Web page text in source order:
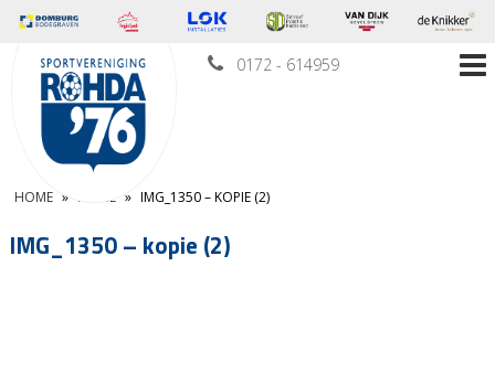
0172 - 614959
HOME » HOME » IMG_1350 – KOPIE (2)
IMG_1350 – kopie (2)